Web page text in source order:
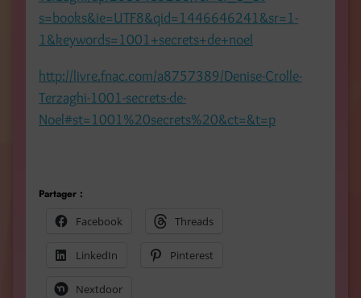
s=books&ie=UTF8&qid=1446646241&sr=1-
1&keywords=1001+secrets+de+noel
http://livre.fnac.com/a8757389/Denise-Crolle-
Terzaghi-1001-secrets-de-
Noel#st=1001%20secrets%20&ct=&t=p
Partager :
Facebook
Threads
LinkedIn Pinterest
Nextdoor